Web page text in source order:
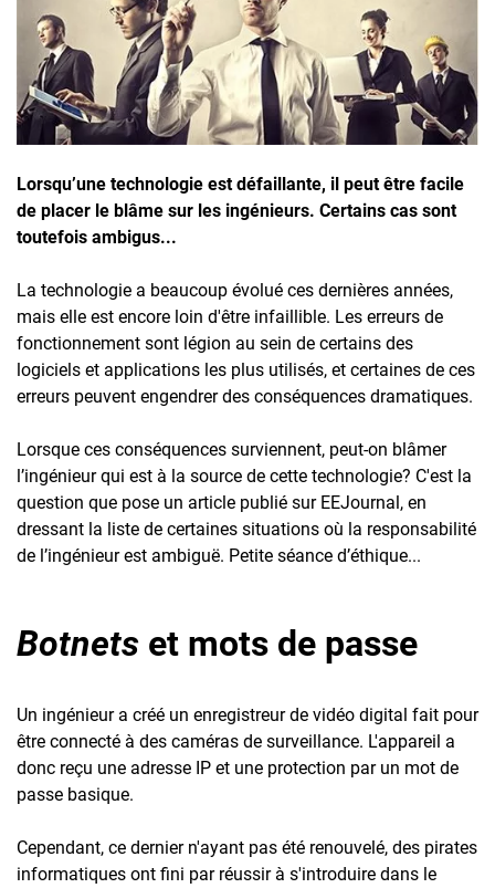
Inscrivez-vous à l'infolettre
Employeurs
Publiez une offre d'emploi
Lorsqu’une technologie est défaillante, il peut être facile
de placer le blâme sur les ingénieurs. Certains cas sont
toutefois ambigus...
La technologie a beaucoup évolué ces dernières années,
mais elle est encore loin d'être infaillible. Les erreurs de
fonctionnement sont légion au sein de certains des
logiciels et applications les plus utilisés, et certaines de ces
erreurs peuvent engendrer des conséquences dramatiques.
Lorsque ces conséquences surviennent, peut-on blâmer
l’ingénieur qui est à la source de cette technologie? C'est la
question que pose un article publié sur EEJournal, en
dressant la liste de certaines situations où la responsabilité
de l’ingénieur est ambiguë. Petite séance d’éthique...
Botnets et mots de passe
Un ingénieur a créé un enregistreur de vidéo digital fait pour
être connecté à des caméras de surveillance. L'appareil a
donc reçu une adresse IP et une protection par un mot de
passe basique.
Cependant, ce dernier n'ayant pas été renouvelé, des pirates
informatiques ont fini par réussir à s'introduire dans le